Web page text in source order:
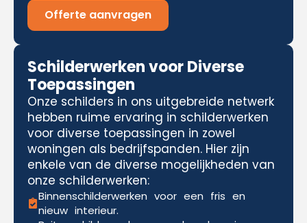
Offerte aanvragen
Schilderwerken voor Diverse
Toepassingen
Onze schilders in ons uitgebreide netwerk
hebben ruime ervaring in schilderwerken
voor diverse toepassingen in zowel
woningen als bedrijfspanden. Hier zijn
enkele van de diverse mogelijkheden van
onze schilderwerken:
Binnenschilderwerken voor een fris en
nieuw interieur.